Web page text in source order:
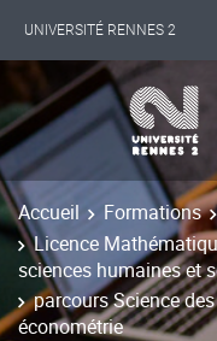
UNIVERSITÉ RENNES 2
INTERNATIONAL
LES NOUVELLES DE RENNES 2
Accueil Formations
Licence
sciences humaines et
parcours Science
économétrie